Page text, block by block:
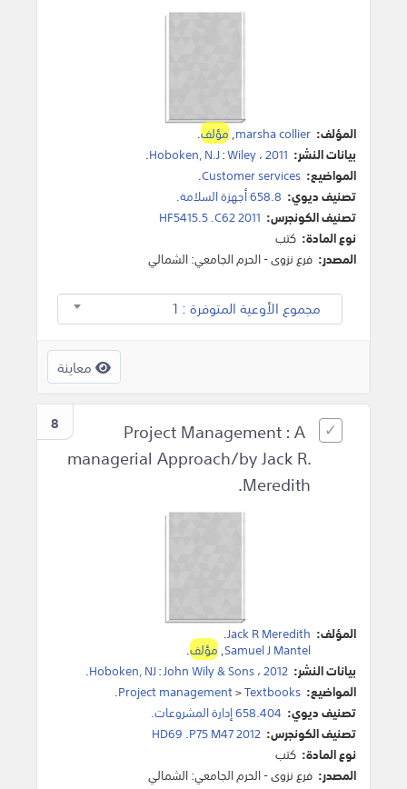
المؤلف: marsha collier
,مؤلف.
بيانات النشر:
Hoboken, N.J:Wiley،2011
.
المواضيع: Customer services
.
تصنيف ديوي: 658.8 أجهزة السلامة.
تصنيف الكونجرس: HF5415.5 .C62 2011
نوع المادة: كتب
المصدر: فرع نزوى - الحرم الجامعي: الشمالي
مجموع الأوعية المتوفرة : 1
معاينة
8
Project Management : A
managerial Approach/by Jack R.
Meredith.
المؤلف: Jack R Meredith
.
Samuel J Mantel
,مؤلف.
بيانات النشر:
Hoboken, NJ:John Wily & Sons،2012
.
المواضيع:
Project management>Textbooks
.
تصنيف ديوي: 658.404 إدارة المشروعات.
تصنيف الكونجرس: HD69 .P75 M47 2012
نوع المادة: كتب
المصدر: فرع نزوى - الحرم الجامعي: الشمالي